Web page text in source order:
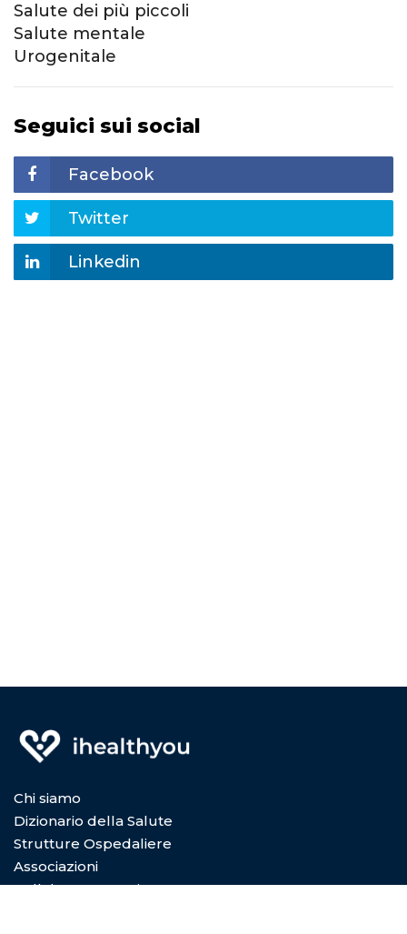
Salute dei più piccoli
Salute mentale
Urogenitale
Seguici sui social
Facebook
Twitter
Linkedin
Chi siamo
Dizionario della Salute
Strutture Ospedaliere
Associazioni
Collabora con Noi